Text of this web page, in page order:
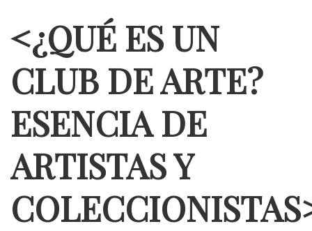
<¿QUÉ ES UN
CLUB DE ARTE?
ESENCIA DE
ARTISTAS Y